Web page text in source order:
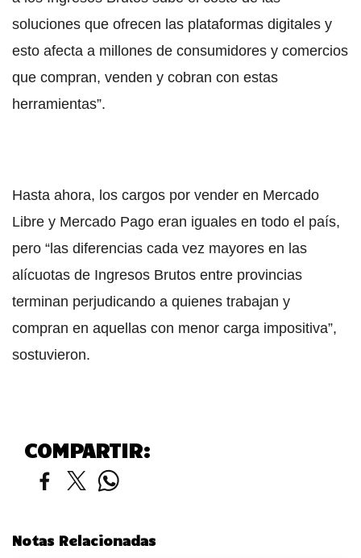
soluciones que ofrecen las plataformas digitales y
esto afecta a millones de consumidores y comercios
que compran, venden y cobran con estas
herramientas”.
Hasta ahora, los cargos por vender en Mercado
Libre y Mercado Pago eran iguales en todo el país,
pero “las diferencias cada vez mayores en las
alícuotas de Ingresos Brutos entre provincias
terminan perjudicando a quienes trabajan y
compran en aquellas con menor carga impositiva”,
sostuvieron.
COMPARTIR:
Notas Relacionadas